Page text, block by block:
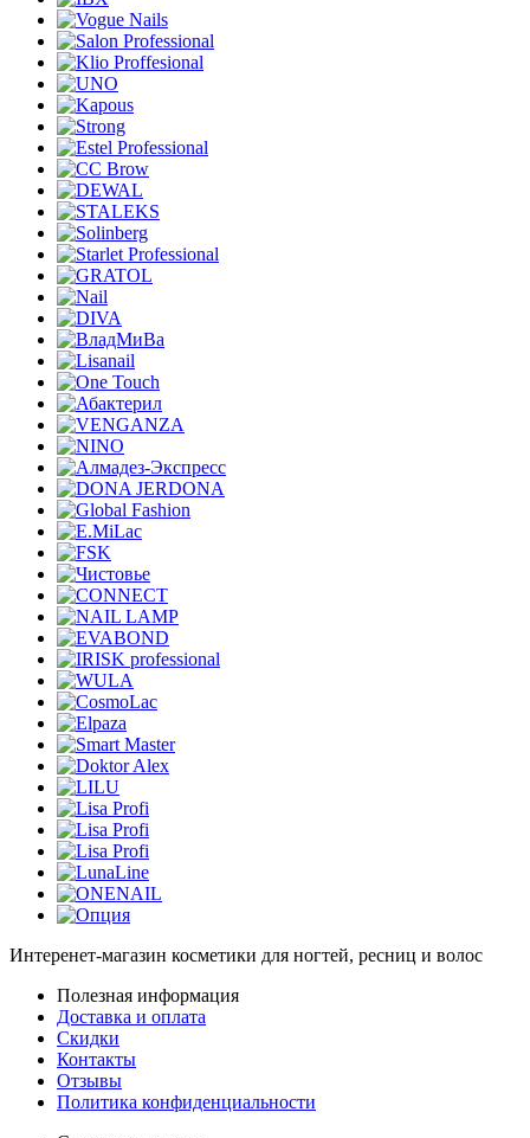
Интеренет-магазин косметики для ногтей, ресниц и волос
Полезная информация
Доставка и оплата
Скидки
Контакты
Отзывы
Политика конфиденциальности